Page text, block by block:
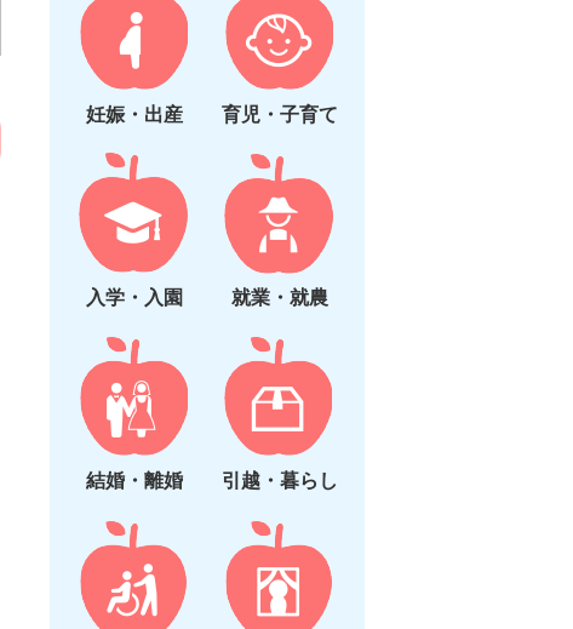
妊娠・出産 育児・子育て
入学・入園 就業・就農
結婚・離婚 引越・暮らし